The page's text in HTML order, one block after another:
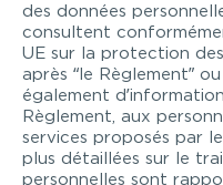
des données
consultent
UE sur la protection
après “le Règlement”
également
Règlement, aux
services proposés par
plus détaillées sur le
personnelles sont